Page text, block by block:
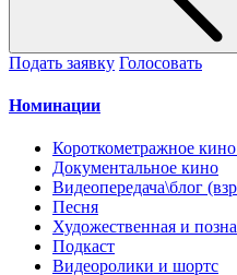
Подать заявку Голосовать
Номинации
Короткометражное
Документальное кино
Видеопередача\блог
Песня
Художественная и
Подкаст
Видеоролики и шортс